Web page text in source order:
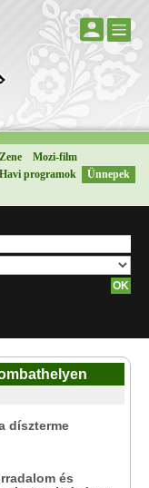
Zene
Mozi-film
Havi programok
Ünnepek
díszterme
és